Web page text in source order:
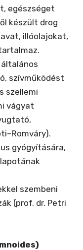
egészséget
készült drog
illóolajokat,
szívműködést
szellemi
vágyat
gyógyítására,
szembeni
(prof. dr. Petri